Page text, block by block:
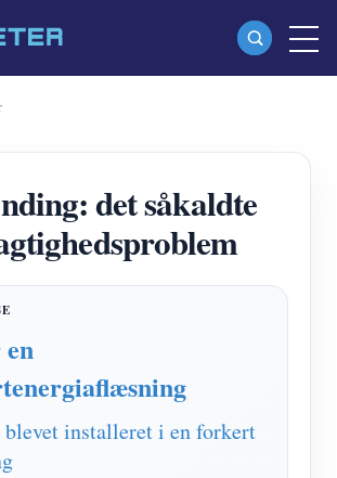
Wi-Fi-energimåler (WEM3080T)
Wi-Fi energimåler (WEM3046T)
Wi-Fi-energimåler (WEM3050T)
det såkaldte
blevet installeret i en forkert